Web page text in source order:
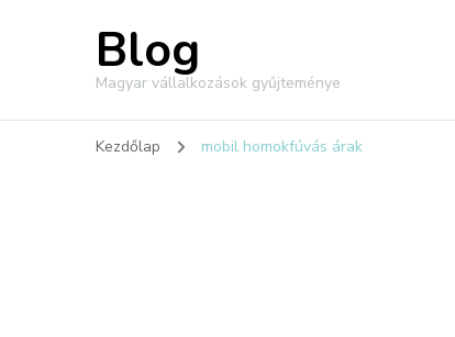
Blog
Magyar vállalkozások gyűjteménye
Kezdőlap mobil homokfúvás árak